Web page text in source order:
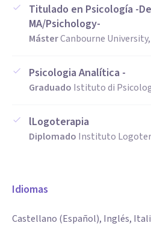
Titulado en Psicología -
MA/Psichology-
MásterCanbourne
Psicologia Analítica -
Graduado Istituto di
lLogoterapia
Diplomado Instituto
Idiomas
Castellano (Español), Inglés,